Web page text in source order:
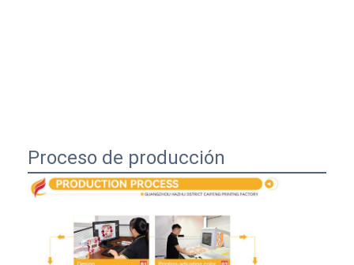
Proceso de producción